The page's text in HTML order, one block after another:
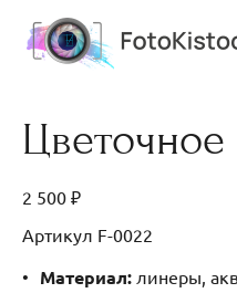
Цветочное
2 500 ₽
Артикул F-0022
Материал: линеры,